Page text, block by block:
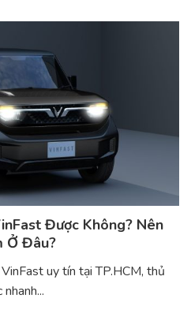
Được Không? Nên
Ở Đâu?
uy tín tại TP.HCM, thủ